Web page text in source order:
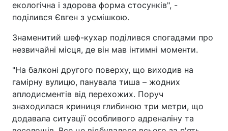
екологічна і здорова форма стосунків", -
поділився Євген з усмішкою.
Знаменитий шеф-кухар поділився спогадами про
незвичайні місця, де він мав інтимні моменти.
"На балконі другого поверху, що виходив на
гамірну вулицю, панувала тиша – жодних
аплодисментів від перехожих. Поруч
знаходилася криниця глибиною три метри, що
додавала ситуації особливого адреналіну та